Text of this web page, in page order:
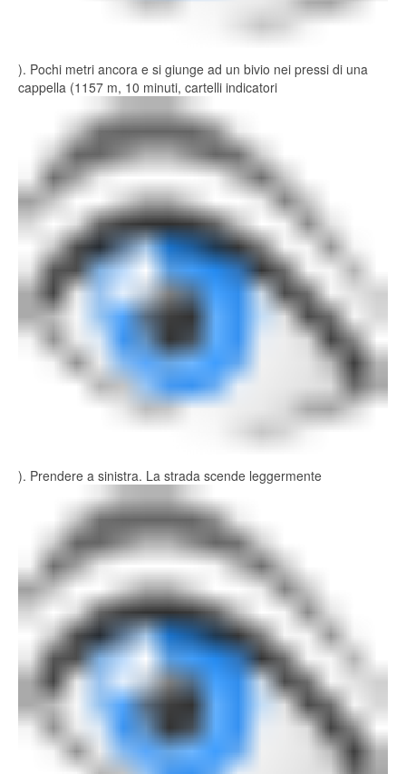
). Pochi metri ancora e si giunge ad un bivio nei pressi di una
cappella (1157 m, 10 minuti, cartelli indicatori
). Prendere a sinistra. La strada scende leggermente